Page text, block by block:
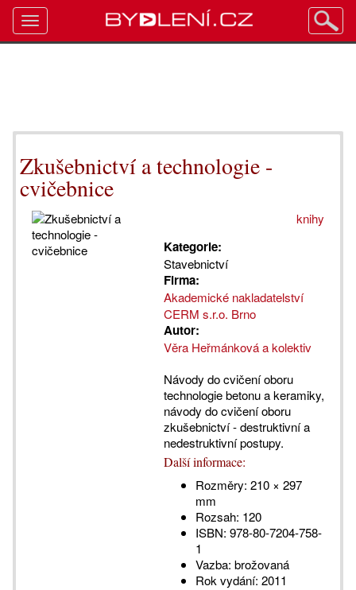
Zkušebnictví a technologie -
cvičebnice
knihy
Kategorie:
Stavebnictví
Firma:
Akademické nakladatelství
CERM s.r.o. Brno
Autor:
Věra Heřmánková a kolektiv
Návody do cvičení oboru
technologie betonu a keramiky,
návody do cvičení oboru
zkušebnictví - destruktivní a
nedestruktivní postupy.
Další informace:
Rozměry: 210 × 297
mm
Rozsah: 120
ISBN: 978-80-7204-758-
1
Vazba: brožovaná
Rok vydání: 2011
Toggle
navigation